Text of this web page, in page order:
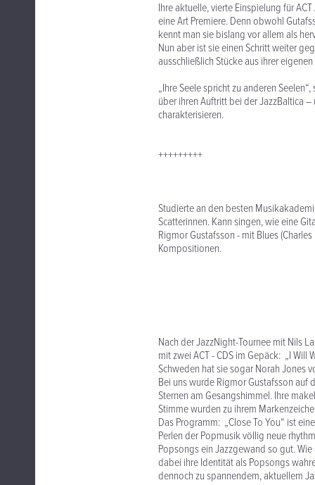
Ihre aktuelle, vierte Einspielung für
eine Art Premiere. Denn obwohl
kennt man sie bislang vor allem als
Nun aber ist sie einen Schritt weiter
ausschließlich Stücke aus ihrer
„Ihre Seele spricht zu anderen
über ihren Auftritt bei der JazzBaltica
charakterisieren.
+++++++++
Studierte an den besten
Scatterinnen. Kann singen, wie eine
Rigmor Gustafsson - mit Blues
Kompositionen.
Nach der JazzNight-Tournee mit Nils
mit zwei ACT - CDS im Gepäck: „I Will
Schweden hat sie sogar Norah Jones
Bei uns wurde Rigmor Gustafsson auf
Sternen am Gesangshimmel. Ihre
Stimme wurden zu ihrem
Das Programm: „Close To You“ ist
Perlen der Popmusik völlig neue
Popsongs ein Jazzgewand so gut.
dabei ihre Identität als Popsongs
dennoch zu spannendem, aktuellem